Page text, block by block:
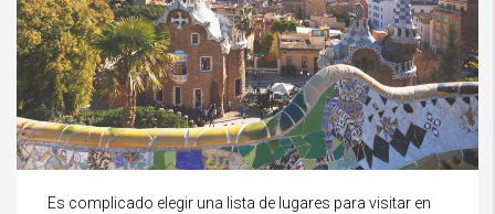
Es complicado elegir una lista de lugares para visitar en